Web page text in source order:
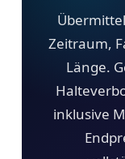
Zeitraum,
Länge.
inklusive